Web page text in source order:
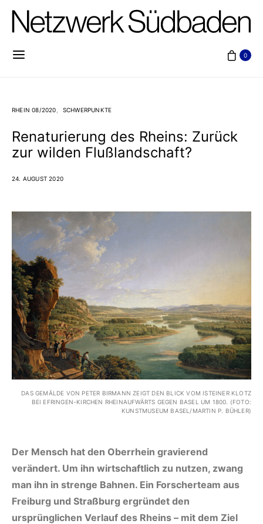
0
RHEIN 08/2020 SCHWERPUNKTE
Renaturierung des Rheins: Zurück
zur wilden Flußlandschaft?
24. AUGUST 2020
DAS GEMÄLDE VON PETER BIRMANN ZEIGT DEN BLICK VOM ISTEINER KLOTZ
BEI EFRINGEN-KIRCHEN RHEINAUFWÄRTS GEGEN BASEL UM 1800. (FOTO:
KUNSTMUSEUM BASEL/MARTIN P. BÜHLER)
Der Mensch hat den Oberrhein gravierend
verändert. Um ihn wirtschaftlich zu nutzen, zwang
man ihn in strenge Bahnen. Ein Forscherteam aus
Freiburg und Straßburg ergründet den
ursprünglichen Verlauf des Rheins – mit dem Ziel